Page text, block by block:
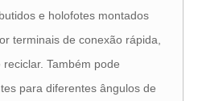
e holofotes montados
terminais de conexão rápida,
Também pode
para diferentes ângulos de